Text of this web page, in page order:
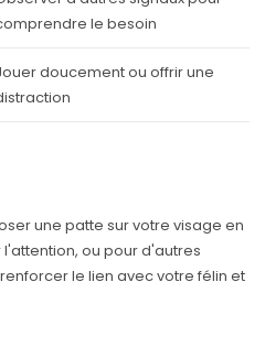
le besoin
doucement ou offrir une
une patte sur votre visage en
ou pour d'autres
le lien avec votre félin et